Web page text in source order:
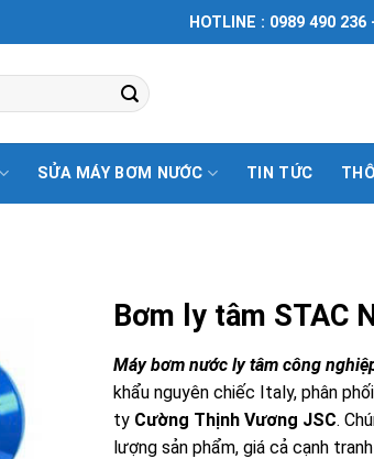
HOTLINE : 0989 490
SỬA MÁY BƠM NƯỚC TIN TỨC
Bơm ly tâm STAC
Máy bơm nước ly tâm công
khẩu nguyên chiếc Italy, phân
ty Cường Thịnh Vương JSC.
lượng sản phẩm, giá cả cạnh